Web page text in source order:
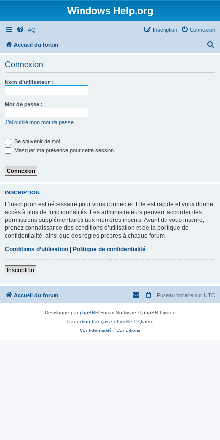
Windows Help.org
FAQ Connexion
Inscription
Accueil du forum
Connexion
Nom d’utilisateur :
Mot de passe :
J’ai oublié mon mot de passe
Se souvenir de moi
Masquer ma présence pour cette session
INSCRIPTION
L’inscription est nécessaire pour vous connecter. Elle est rapide et vous donne
accès à plus de fonctionnalités. Les administrateurs peuvent accorder des
permissions supplémentaires aux membres inscrits. Avant de vous inscrire,
prenez connaissance des conditions d’utilisation et de la politique de
confidentialité, ainsi que des règles propres à chaque forum.
Conditions d’utilisation | Politique de confidentialité
Inscription
Accueil du forum Fuseau horaire sur UTC
Développé parphpBB® Forum Software © phpBB Limited
Traduction française officielle ©Qiaeru
Confidentialité | Conditions